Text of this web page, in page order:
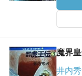
魔界
井内